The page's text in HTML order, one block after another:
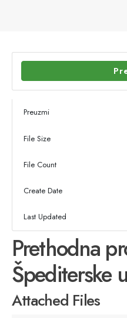
Preuzmi
File Size
File Count
Create Date
Last Updated
Prethodna
Špediterske
Attached Files